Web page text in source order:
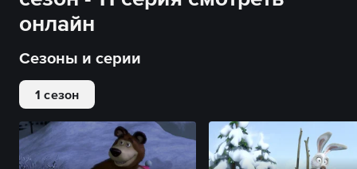
онлайн
Сезоны и серии
1 сезон